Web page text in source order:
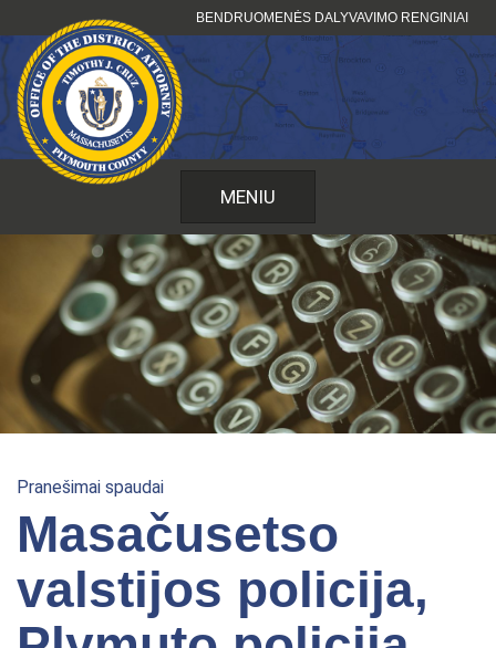
prie
turinio
BENDRUOMENĖS DALYVAVIMO RENGINIAI
MENIU
Pranešimai spaudai
Masačusetso
valstijos policija,